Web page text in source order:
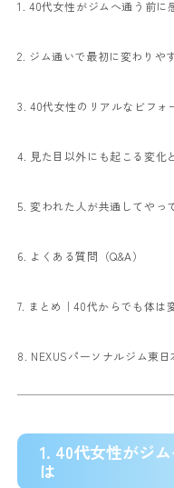
1. 40代女性がジムへ通う前に
2. ジム通いで最初に変わりや
3. 40代女性のリアルなビフォ
4. 見た目以外にも起こる変化
5. 変われた人が共通してやっ
6. よくある質問（Q&A）
7. まとめ｜40代からでも体は
8. NEXUSパーソナルジム東日
1. 40代女性がジ
は